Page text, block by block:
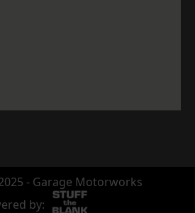
- Garage Motorworks
by: